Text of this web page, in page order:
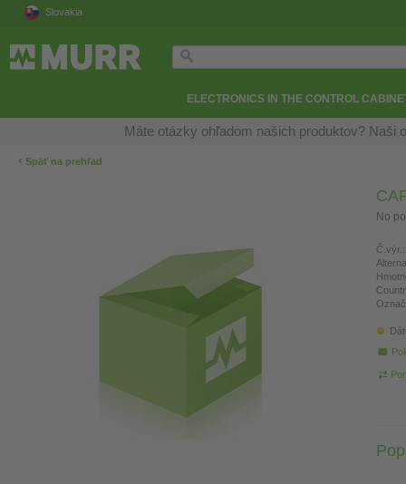
Slovakia
ELECTRONICS IN THE CONTROL
Máte otázky ohľadom našich produktov? Naši
‹ Späť na prehľad
No
Č.výr.: